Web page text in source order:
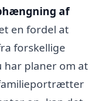
af
en fordel at
forskellige
har planer om at